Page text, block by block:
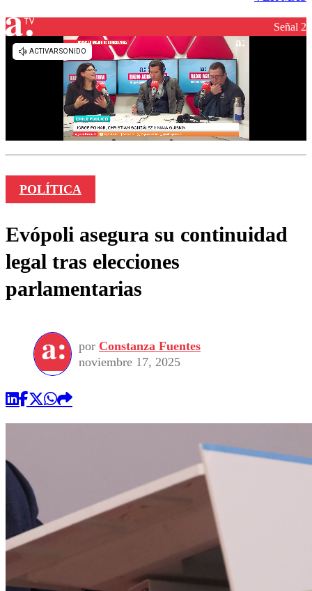
Señal 2
POLÍTICA
Evópoli asegura su continuidad
legal tras elecciones
parlamentarias
por Constanza Fuentes
noviembre 17, 2025